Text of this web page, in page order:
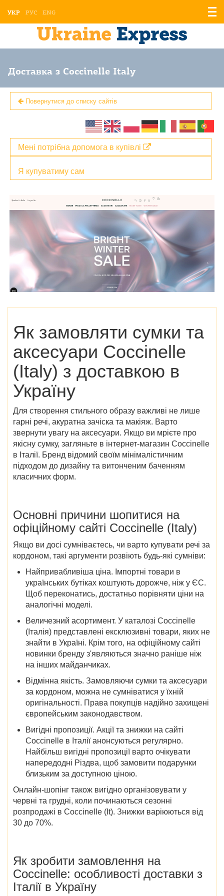
УКР РУС ENG
Доставка з Coccinelle Italy
Повернутися до списку сайтів
Я купуватиму сам
Мені потрібна допомога в купівлі
Як замовляти сумки та
аксесуари Coccinelle
(Italy) з доставкою в
Україну
Для створення стильного образу важливі не лише
гарні речі, акуратна зачіска та макіяж. Варто
звернути увагу на аксесуари. Якщо ви мрієте про
якісну сумку, загляньте в інтернет-магазин Coccinelle
в Італії. Бренд відомий своїм мінімалістичним
підходом до дизайну та витонченим баченням
класичних форм.
Основні причини шопитися на
офіційному сайті Coccinelle (Italy)
Якщо ви досі сумніваєтесь, чи варто купувати речі за
кордоном, такі аргументи розвіють будь-які сумніви:
Найпривабливіша ціна. Імпортні товари в
українських бутіках коштують дорожче, ніж у ЄС.
Щоб переконатись, достатньо порівняти ціни на
аналогічні моделі.
Величезний асортимент. У каталозі Coccinelle
(Італія) представлені ексклюзивні товари, яких не
знайти в Україні. Крім того, на офіційному сайті
новинки бренду з'являються значно раніше ніж
на інших майданчиках.
Відмінна якість. Замовляючи сумки та аксесуари
за кордоном, можна не сумніватися у їхній
оригінальності. Права покупців надійно захищені
європейським законодавством.
Вигідні пропозиції. Акції та знижки на сайті
Coccinelle в Італіїанонсуються регулярно.
Найбільш вигідні пропозиції варто очікувати
напередодні Різдва, щоб замовити подарунки
близьким за доступною ціною.
Онлайн-шопінг також вигідно організовувати у
червні та грудні, коли починаються сезонні
розпродажі в Coccinelle (It). Знижки варіюються від
30 до 70%.
Як зробити замовлення на
Coccinelle: особливості доставки з
Італії в Україну